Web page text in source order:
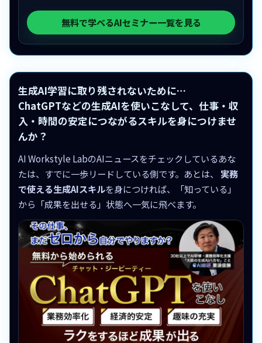
無料で学べるAIセミナー一覧を見る
生成AI学習に取り残されないために…
ChatGPTなどの生成AIを使いこなして、仕事・収
入・時間の安定につながるスキルを身につけませ
んか？
AI Workstyle LabのAIニュースをチェックしているあな
たは、すでに一歩リードしている側です。あとは、 実務
で使える生成AIスキルを身につければ、「知っている」
から「成果を出せる」状態へ一気に飛べます。